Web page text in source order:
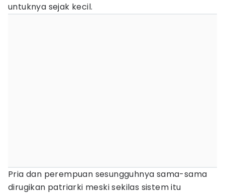
untuknya sejak kecil.
Pria dan perempuan sesungguhnya sama-sama
dirugikan patriarki meski sekilas sistem itu